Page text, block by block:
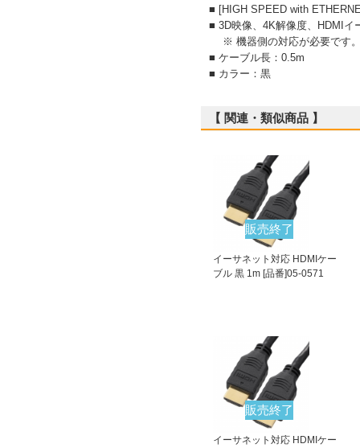
■ [HIGH SPEED with
■ 3D映像、4K解像度、HDMIイ
※ 機器側の対応が必要です
■ ケーブル長：0.5m
■ カラー：黒
【 関連・類似商品 】
販売終了
イーサネット対応 HDMIケー
ブル 黒 1m [品番]05-0571
販売終了
イーサネット対応 HDMIケー